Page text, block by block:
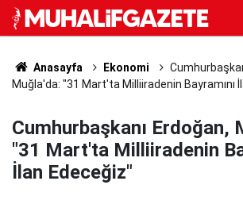
Anasayfa Ekonomi
Muğla'da: "31 Mart'ta Milliiradenin Bayramını
Cumhurbaşkanı Erdoğan,
"31 Mart'ta Milliiradenin
İlan Edeceğiz"